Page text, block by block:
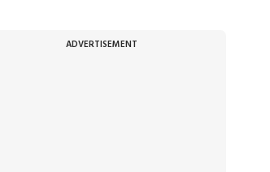
ADVERTISEMENT